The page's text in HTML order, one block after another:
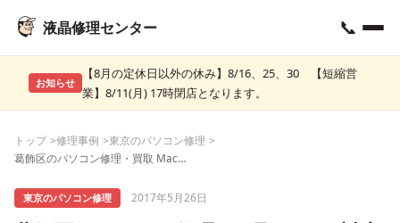
液晶修理センター 📞
お知らせ
【8月の定休日以外の休み】8/16、25、30 【短縮営
業】8/11(月) 17時閉店となります。
トップ 修理事例
東京のパソコン修理
葛飾区のパソコン修理・買取 Macも対応可能
東京のパソコン修理 2017年5月26日